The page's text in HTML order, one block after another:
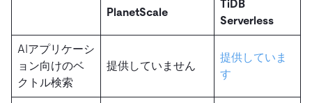
PlanetScale
TiDB
Serverless
AIアプリケーシ
ョン向けのベ
クトル検索
提供していません
提供していま
す